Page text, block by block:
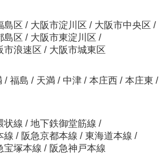
島区 / 大阪市淀川区 / 大阪市中央区 /
島区 / 大阪市東淀川区 /
市浪速区 / 大阪市城東区
/ 福島 / 天満 / 中津 / 本庄西 / 本庄東 /
状線 / 地下鉄御堂筋線 /
線 / 阪急京都本線 / 東海道本線 /
宝塚本線 / 阪急神戸本線